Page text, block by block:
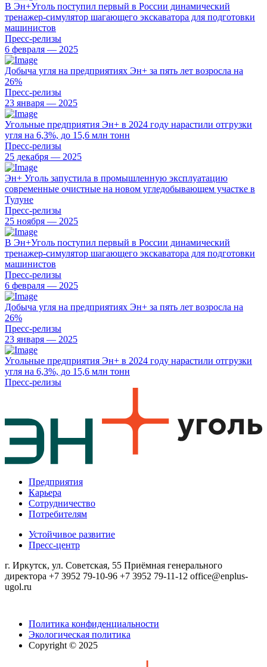
В Эн+Уголь поступил первый в России динамический
тренажер-симулятор шагающего экскаватора для подготовки
машинистов
Пресс-релизы
6 февраля — 2025
Добыча угля на предприятиях Эн+ за пять лет возросла на
26%
Пресс-релизы
23 января — 2025
Угольные предприятия Эн+ в 2024 году нарастили отгрузки
угля на 6,3%, до 15,6 млн тонн
Пресс-релизы
25 декабря — 2025
Эн+ Уголь запустила в промышленную эксплуатацию
современные очистные на новом угледобывающем участке в
Тулуне
Пресс-релизы
25 ноября — 2025
В Эн+Уголь поступил первый в России динамический
тренажер-симулятор шагающего экскаватора для подготовки
машинистов
Пресс-релизы
6 февраля — 2025
Добыча угля на предприятиях Эн+ за пять лет возросла на
26%
Пресс-релизы
23 января — 2025
Угольные предприятия Эн+ в 2024 году нарастили отгрузки
угля на 6,3%, до 15,6 млн тонн
Пресс-релизы
Предприятия
Карьера
Сотрудничество
Потребителям
Устойчивое развитие
Пресс-центр
г. Иркутск, ул. Советская, 55 Приёмная генерального
директора +7 3952 79-10-96 +7 3952 79-11-12 office@enplus-
ugol.ru
Политика конфиденциальности
Экологическая политика
Copyright © 2025